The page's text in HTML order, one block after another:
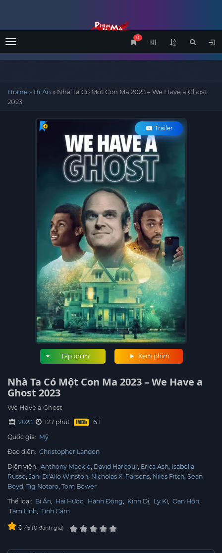
Menu
0
Home» Bí Ẩn » Nhà Ta Có Một Con Ma 2023 – We Have a Ghost
2023
Trailer
Xem phim
Tập phim
Nhà Ta Có Một Con Ma 2023 – We Have a
Ghost 2023
We Have a Ghost
2023
127 phút
Quốc gia: Mỹ
Đạo diễn: Christopher Landon
Diễn viên: Anthony Mackie David Harbour Erica Ash Isabella
Russo Jahi Di'Allo Winston Nicholas X. Parsons Niles Fitch Sean
Boyd Tig Notaro Tom Bower
Thể loại: Bí Ẩn, Hài Hước, Hành Động, Kinh Dị, Ly Kì, Oan Hồn,
Tâm Linh, Tình Cảm
0 / 5 0 đánh giá